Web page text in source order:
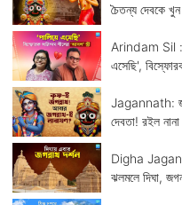
চৈতন্য দেবকে খুন
Arindam Sil :
এসেছি', বিস্ফোরক
Jagannath:
দেবতা! রইল
Digha
ঝলমলে দিঘা,